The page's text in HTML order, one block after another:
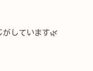
がしています🌿